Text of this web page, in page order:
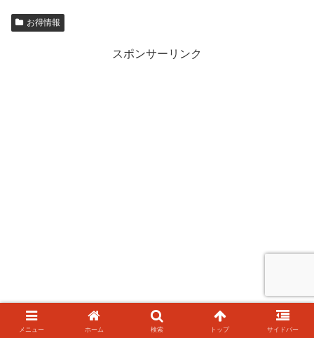
お得情報
スポンサーリンク
メニュー ホーム 検索 トップ サイドバー